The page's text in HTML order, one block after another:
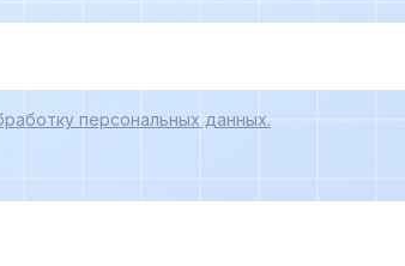
персональных данных.